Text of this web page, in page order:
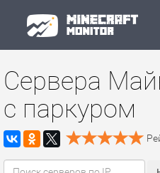
Сервера
с паркуром